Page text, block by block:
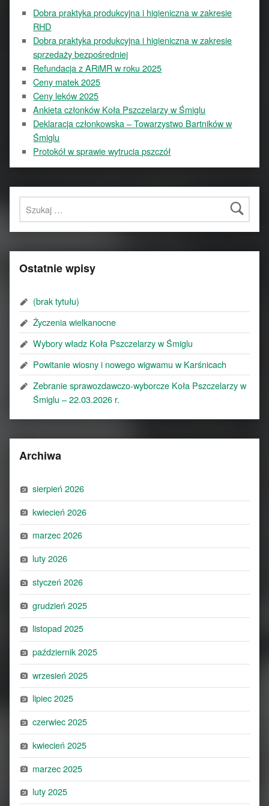
Dobra praktyka produkcyjna i higieniczna w zakresie
RHD
Dobra praktyka produkcyjna i higieniczna w zakresie
sprzedaży bezpośredniej
Refundacja z ARiMR w roku 2025
Ceny matek 2025
Ceny leków 2025
Ankieta członków Koła Pszczelarzy w Śmiglu
Deklaracja członkowska – Towarzystwo Bartników w
Śmiglu
Protokół w sprawie wytrucia pszczół
Szukaj:
Ostatnie wpisy
(brak tytułu)
Życzenia wielkanocne
Wybory władz Koła Pszczelarzy w Śmiglu
Powitanie wiosny i nowego wigwamu w Karśnicach
Zebranie sprawozdawczo-wyborcze Koła Pszczelarzy w
Śmiglu – 22.03.2026 r.
Archiwa
sierpień 2026
kwiecień 2026
marzec 2026
luty 2026
styczeń 2026
grudzień 2025
listopad 2025
październik 2025
wrzesień 2025
lipiec 2025
czerwiec 2025
kwiecień 2025
marzec 2025
luty 2025